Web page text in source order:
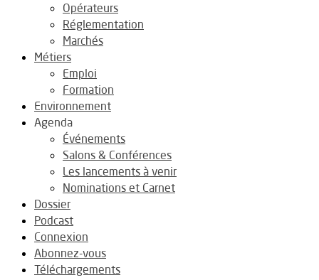
Opérateurs
Réglementation
Marchés
Métiers
Emploi
Formation
Environnement
Agenda
Événements
Salons & Conférences
Les lancements à venir
Nominations et Carnet
Dossier
Podcast
Connexion
Abonnez-vous
Téléchargements